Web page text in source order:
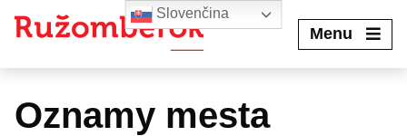
Menu
Oznamy mesta
Slovenčina